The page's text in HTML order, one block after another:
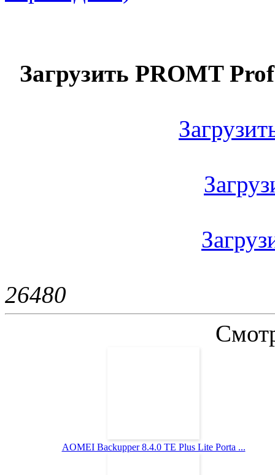
Загрузить PROMT
26480
AOMEI Backupper 8.4.0 TE Plus Lite Porta ...